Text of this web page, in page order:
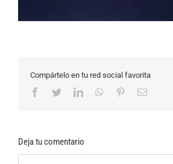
Compártelo en tu red social favorita
Facebook
TwitterLinkedInWhatsApp
PinterestCorreo
Deja tu comentario